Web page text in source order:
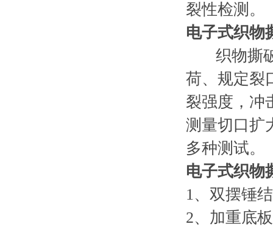
裂性检测。
电子式织物
织物撕破
荷、规定裂
裂强度，冲
测量切口扩
多种测试。
电子式织物
1、双摆锤
2、加重底